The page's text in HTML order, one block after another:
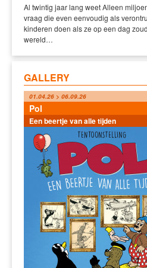
Al twintig jaar lang weet Alleen
vraag die even eenvoudig als
kinderen doen als ze op een dag
wereld…
GALLERY
01.04.26 > 06.09.26
Pol
Een beertje van alle tijden